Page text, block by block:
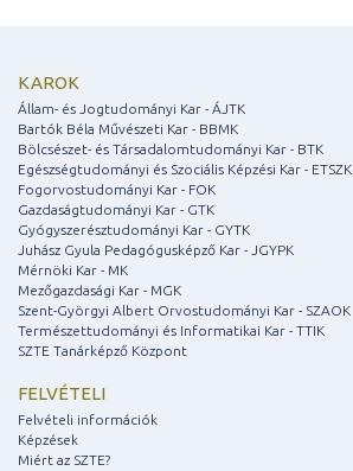
KAROK
Állam- és Jogtudományi Kar - ÁJTK
Bartók Béla Művészeti Kar - BBMK
Bölcsészet- és Társadalomtudományi Kar - BTK
Egészségtudományi és Szociális Képzési Kar - ETSZK
Fogorvostudományi Kar - FOK
Gazdaságtudományi Kar - GTK
Gyógyszerésztudományi Kar - GYTK
Juhász Gyula Pedagógusképző Kar - JGYPK
Mérnöki Kar - MK
Mezőgazdasági Kar - MGK
Szent-Györgyi Albert Orvostudományi Kar - SZAOK
Természettudományi és Informatikai Kar - TTIK
SZTE Tanárképző Központ
FELVÉTELI
Felvételi információk
Képzések
Miért az SZTE?